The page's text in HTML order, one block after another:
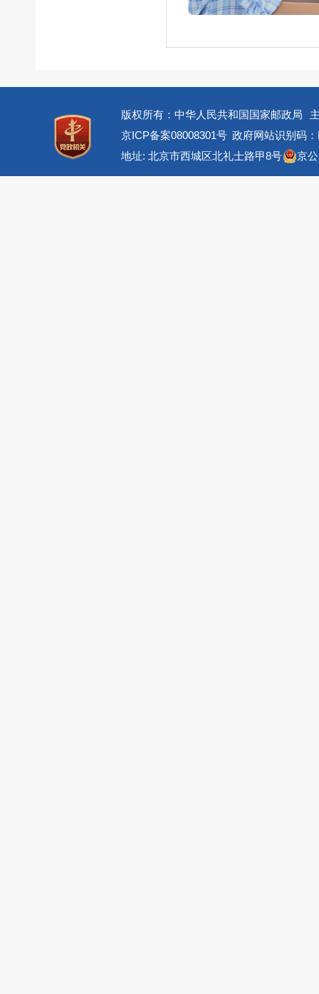
版权所有：中华人民共和国国家邮政局
京ICP备案08008301号 政府网站识别码
地址: 北京市西城区北礼士路甲8号
京